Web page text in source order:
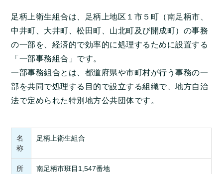
足柄上衛生組合は、足柄上地区１市５町（南足柄市、
中井町、大井町、松田町、山北町及び開成町）の事務
の一部を、経済的で効率的に処理するために設置する
「一部事務組合」です。
一部事務組合とは、都道府県や市町村が行う事務の一
部を共同で処理する目的で設立する組織で、地方自治
法で定められた特別地方公共団体です。
名
称
足柄上衛生組合
所
南足柄市班目1,547番地